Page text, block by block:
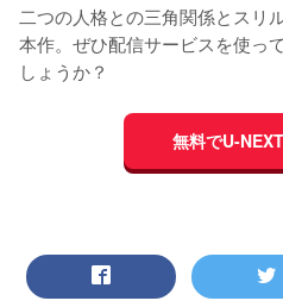
二つの人格との三角関係とスリ
本作。ぜひ配信サービスを使っ
しょうか？
無料でU-